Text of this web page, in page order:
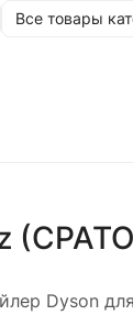
Все товары
Dyson